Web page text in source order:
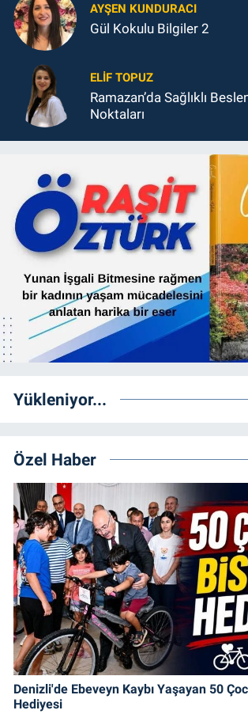
AYŞEN KUNDURACI
Gül Kokulu Bilgiler 2
ELIF TOPUZ
Ramazan’da Sağlıklı
Noktaları
Yükleniyor...
Özel Haber
Denizli'de Ebeveyn Kaybı Yaşayan 50
Hediyesi